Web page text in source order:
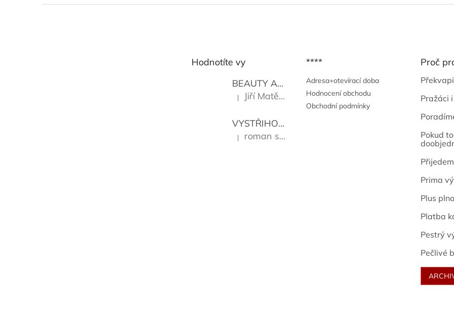
Hodnotíte vy
BEAUTY AND THE BEAT
Go Go's
Hodnocení produktu je 5 z 5 hvězdiček.
| Jiří Matějů
VYSTŘIHOVÁNKY - PRAŽSKÉ PAMÁTKY Kropáček
Hodnocení produktu je 5 z 5 hvězdiček.
| roman sekanina
****
Adresa+otevírací doba
Hodnocení obchodu
Obchodní podmínky
Proč
Pražáci
Pokud
Prima
Plus
Platba
Pestrý
Pečlivé